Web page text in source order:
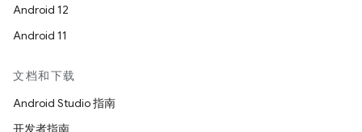
Android 12
Android 11
文档和下载
Android Studio 指南
开发者指南